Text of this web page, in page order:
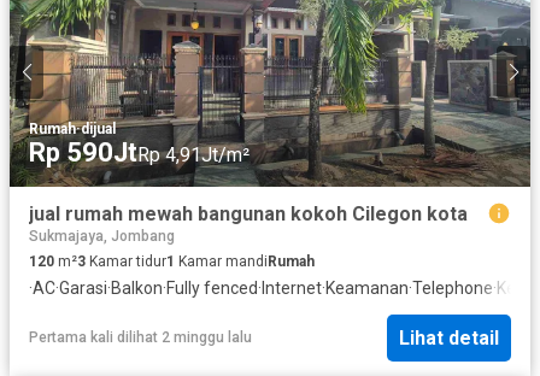
Rumah·dijual
Rp 590JtRp 4,91Jt/m²
jual rumah mewah bangunan kokoh Cilegon kota
Sukmajaya, Jombang
120 m²3 Kamar tidur1 Kamar mandi Rumah
·AC·Garasi·Balkon·Fully fenced· Internet·Keamanan·Telephone·
Pertama kali dilihat 2 minggu lalu Lihat detail